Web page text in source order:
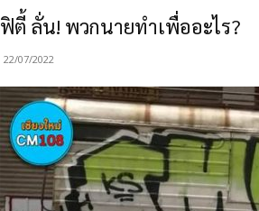
ฟิตี้ ลั่น! พวกนายทำเพื่ออะไร?
22/07/2022